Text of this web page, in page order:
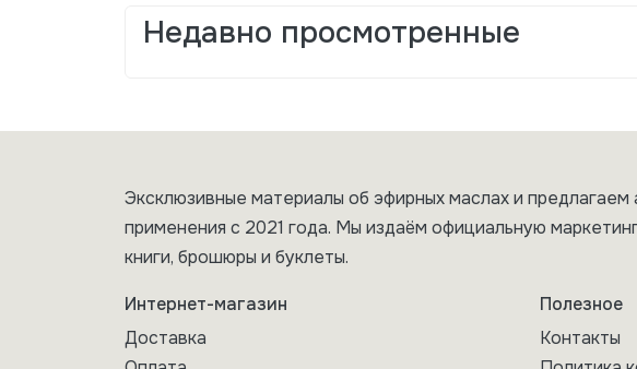
Недавно просмотренные
Эксклюзивные материалы об эфирных маслах и
применения с 2021 года. Мы издаём официальную
книги, брошюры и буклеты.
Интернет-магазин
Доставка
Полезное
Контакты